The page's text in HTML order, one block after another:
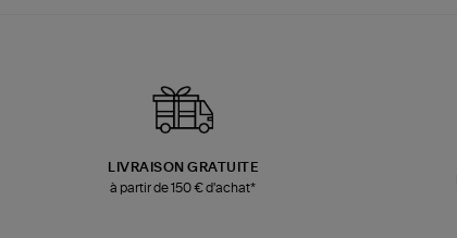
LIVRAISON GRATUITE
à partir de 150 € d'achat*